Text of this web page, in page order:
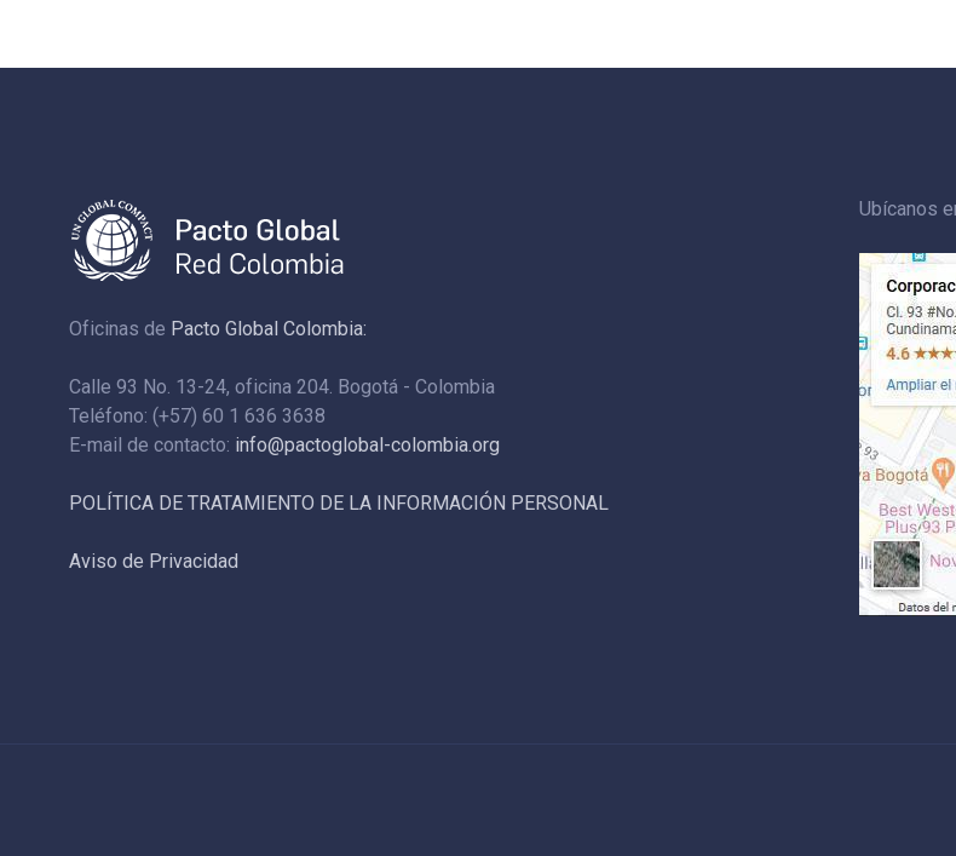
Oficinas de Pacto Global Colombia:
Calle 93 No. 13-24, oficina 204. Bogotá - Colombia
Teléfono: (+57) 60 1 636 3638
E-mail de contacto: info@pactoglobal-colombia.org
POLÍTICA DE TRATAMIENTO DE LA INFORMACIÓN PERSONAL
Aviso de Privacidad
Ubícanos